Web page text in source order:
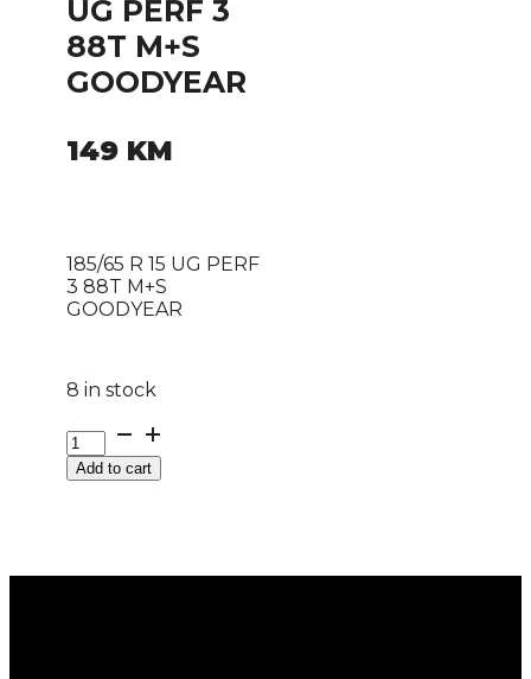
UG PERF 3
88T M+S
GOODYEAR
149 KM
185/65 R 15 UG PERF
3 88T M+S
GOODYEAR
8 in stock
185/65
R
15Add to cart